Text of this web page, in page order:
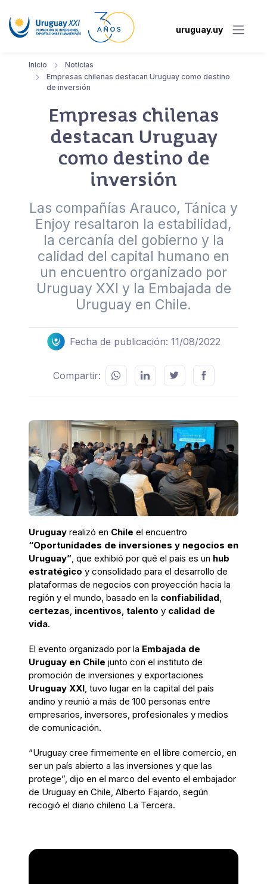
uruguay.uy
Inicio
Noticias
Empresas chilenas destacan Uruguay como destino
de inversión
Empresas chilenas
destacan Uruguay
como destino de
inversión
Las compañías Arauco, Tánica y
Enjoy resaltaron la estabilidad,
la cercanía del gobierno y la
calidad del capital humano en
un encuentro organizado por
Uruguay XXI y la Embajada de
Uruguay en Chile.
Fecha de publicación: 11/08/2022
Compartir:
Uruguay realizó en Chile el encuentro
“Oportunidades de inversiones y negocios en
Uruguay”, que exhibió por qué el país es un hub
estratégico y consolidado para el desarrollo de
plataformas de negocios con proyección hacia la
región y el mundo, basado en la confiabilidad,
certezas, incentivos, talento y calidad de
vida.
El evento organizado por la Embajada de
Uruguay en Chile junto con el instituto de
promoción de inversiones y exportaciones
Uruguay XXI, tuvo lugar en la capital del país
andino y reunió a más de 100 personas entre
empresarios, inversores, profesionales y medios
de comunicación.
“Uruguay cree firmemente en el libre comercio, en
ser un país abierto a las inversiones y que las
protege”, dijo en el marco del evento el embajador
de Uruguay en Chile, Alberto Fajardo, según
recogió el diario chileno La Tercera.